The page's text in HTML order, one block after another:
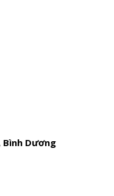
Bình Dương